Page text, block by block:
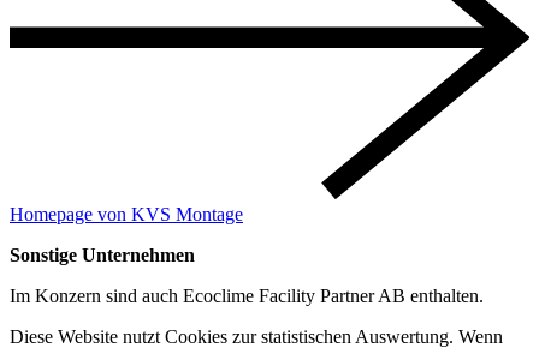
Homepage von KVS Montage
Sonstige Unternehmen
Im Konzern sind auch Ecoclime Facility Partner AB enthalten.
Diese Website nutzt Cookies zur statistischen Auswertung. Wenn